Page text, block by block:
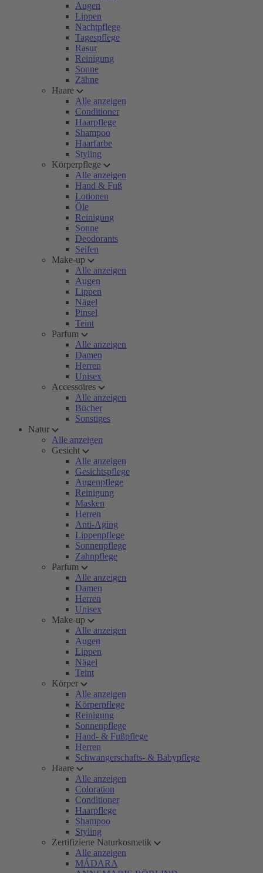
Augen
Lippen
Nachtpflege
Tagespflege
Rasur
Reinigung
Sonne
Zähne
Haare
Alle anzeigen
Conditioner
Haarpflege
Shampoo
Haarfarbe
Styling
Körperpflege
Alle anzeigen
Hand & Fuß
Lotionen
Öle
Reinigung
Sonne
Deodorants
Seifen
Make-up
Alle anzeigen
Augen
Lippen
Nägel
Pinsel
Teint
Parfum
Alle anzeigen
Damen
Herren
Unisex
Accessoires
Alle anzeigen
Bücher
Sonstiges
Natur
Alle anzeigen
Gesicht
Alle anzeigen
Gesichtspflege
Augenpflege
Reinigung
Masken
Herren
Anti-Aging
Lippenpflege
Sonnenpflege
Zahnpflege
Parfum
Alle anzeigen
Damen
Herren
Unisex
Make-up
Alle anzeigen
Augen
Lippen
Nägel
Teint
Körper
Alle anzeigen
Körperpflege
Reinigung
Sonnenpflege
Hand- & Fußpflege
Herren
Schwangerschafts- & Babypflege
Haare
Alle anzeigen
Coloration
Conditioner
Haarpflege
Shampoo
Styling
Zertifizierte Naturkosmetik
Alle anzeigen
MÁDARA